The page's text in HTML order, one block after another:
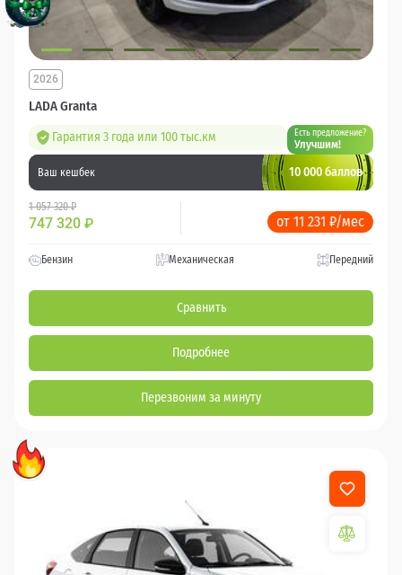
LADA Granta
2026
Гарантия 3 года или 100 тыс.км Есть предложение?
Улучшим!
Ваш кешбек 10 000 баллов
1 057 320 ₽
747 320 ₽ от 11 231 ₽/мес
Бензин Механическая Передний
Сравнить
Подробнее
Перезвоним за минуту